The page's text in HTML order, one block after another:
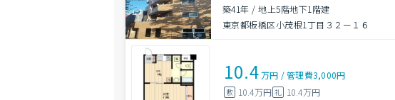
築41年 /地上5階地下1階建
東京都板橋区小茂根1丁目３２ー１６
10.4万円 /管理費3,000円
敷 10.4万円 礼 10.4万円